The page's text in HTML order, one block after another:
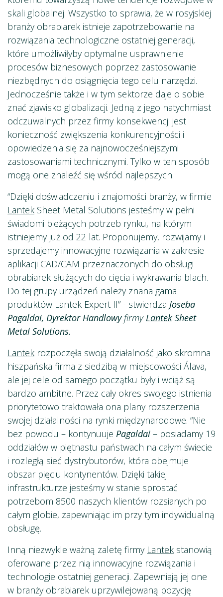
skali globalnej. Wszystko to sprawia, że w rosyjskiej
branży obrabiarek istnieje zapotrzebowanie na
rozwiązania technologiczne ostatniej generacji,
które umożliwiłyby optymalne usprawnienie
procesów biznesowych poprzez zastosowanie
niezbędnych do osiągnięcia tego celu narzędzi.
Jednocześnie także i w tym sektorze daje o sobie
znać zjawisko globalizacji. Jedną z jego natychmiast
odczuwalnych przez firmy konsekwencji jest
konieczność zwiększenia konkurencyjności i
opowiedzenia się za najnowocześniejszymi
zastosowaniami technicznymi. Tylko w ten sposób
mogą one znaleźć się wśród najlepszych.
“Dzięki doświadczeniu i znajomości branży, w firmie
Lantek Sheet Metal Solutions jesteśmy w pełni
świadomi bieżących potrzeb rynku, na którym
istniejemy już od 22 lat. Proponujemy, rozwijamy i
sprzedajemy innowacyjne rozwiązania w zakresie
aplikacji CAD/CAM przeznaczonych do obsługi
obrabiarek służących do cięcia i wykrawania blach.
Do tej grupy urządzeń należy znana gama
produktów Lantek Expert II” - stwierdza Joseba
Pagaldai, Dyrektor HandlowyfirmyLantek Sheet
Metal Solutions.
Lantek rozpoczęła swoją działalność jako skromna
hiszpańska firma z siedzibą w miejscowości Álava,
ale jej cele od samego początku były i wciąż są
bardzo ambitne. Przez cały okres swojego istnienia
priorytetowo traktowała ona plany rozszerzenia
swojej działalności na rynki międzynarodowe. “Nie
bez powodu – kontynuuje Pagaldai – posiadamy 19
oddziałów w piętnastu państwach na całym świecie
i rozległą sieć dystrybutorów, która obejmuje
obszar pięciu kontynentów. Dzięki takiej
infrastrukturze jesteśmy w stanie sprostać
potrzebom 8500 naszych klientów rozsianych po
całym globie, zapewniając im przy tym indywidualną
obsługę.
Inną niezwykle ważną zaletę firmy Lantek stanowią
oferowane przez nią innowacyjne rozwiązania i
technologie ostatniej generacji. Zapewniają jej one
w branży obrabiarek uprzywilejowaną pozycję